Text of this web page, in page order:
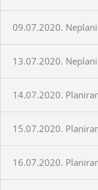
09.07.2020.
13.07.2020.
14.07.2020.
15.07.2020.
16.07.2020.